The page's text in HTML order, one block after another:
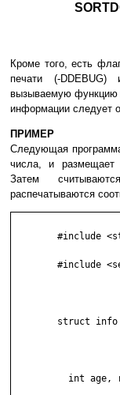
Кроме того, есть
печати (-
вызываемую функцию
информации следует
ПРИМЕР
Следующая
числа, и размещает
Затем
распечатываются